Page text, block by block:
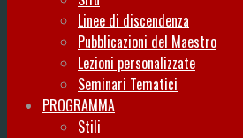
Linee di discendenza
Pubblicazioni del Maestro
Lezioni personalizzate
Seminari Tematici
PROGRAMMA
Stili